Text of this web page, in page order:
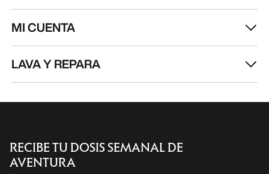
MI CUENTA
LAVA Y REPARA
RECIBE TU DOSIS SEMANAL DE
AVENTURA